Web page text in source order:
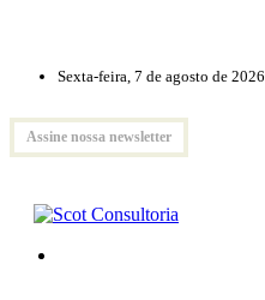
Sexta-feira, 7 de agosto de 2026
Assine nossa newsletter